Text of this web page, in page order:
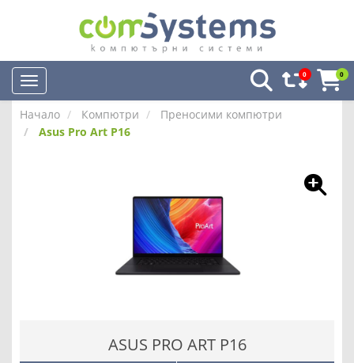
0 0
Начало Компютри
Преносими компютри
Asus Pro Art P16
ASUS PRO ART P16